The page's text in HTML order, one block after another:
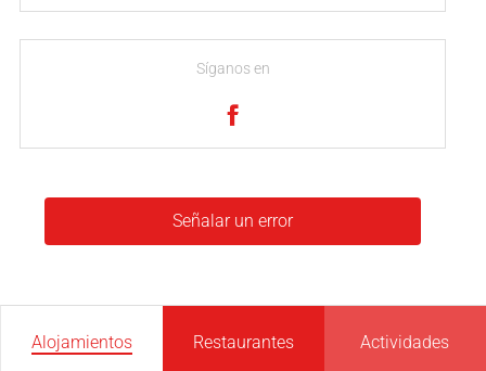
Síganos en
Señalar un error
Alojamientos Restaurantes Actividades